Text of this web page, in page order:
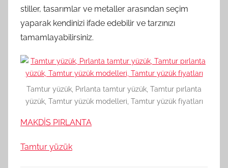
stiller, tasarımlar ve metaller arasından seçim
yaparak kendinizi ifade edebilir ve tarzınızı
tamamlayabilirsiniz.
Tamtur yüzük, Pırlanta tamtur yüzük, Tamtur pırlanta
yüzük, Tamtur yüzük modelleri, Tamtur yüzük fiyatları
MAKDİS PIRLANTA
Tamtur yüzük